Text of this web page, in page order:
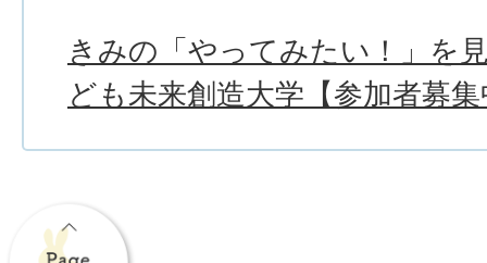
きみの「やってみたい！」を
ども未来創造大学【参加者募